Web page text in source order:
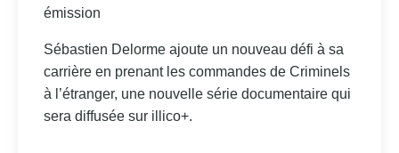
émission
Sébastien Delorme ajoute un nouveau défi à sa
carrière en prenant les commandes de Criminels
à l’étranger, une nouvelle série documentaire qui
sera diffusée sur illico+.